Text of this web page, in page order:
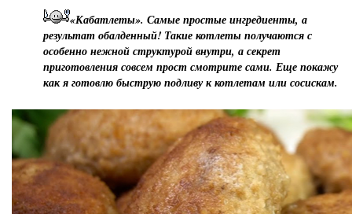
«Кабатлеты». Самые простые ингредиенты, а
результат обалденный! Такие котлеты получаются с
особенно нежной структурой внутри, а секрет
приготовления совсем прост смотрите сами. Еще покажу
как я готовлю быструю подливу к котлетам или сосискам.